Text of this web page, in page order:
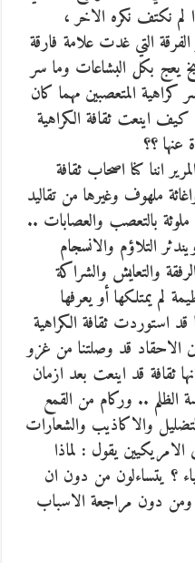
نكتف نكره الاخر ،
التي غدت علامة فارقة
يعج بكل البشاعات وما سر
المتعصبين مهما كان
اينعت ثقافة الكراهية
عنها ؟؟
اننا كنا اصحاب ثقافة
ملهوف وغيرها من تقاليد
ملوثة بالتعصب والعصابات ..
التلاؤم والانسجام
والتعايش والشراكة
لم يمتلكها أو يعرفها
استوردت ثقافة الكراهية
الاحقاد قد وصلتنا من غزو
ثقافة قد اينعت بعد ازمان
الظلم .. وركام من القمع
والاكاذيب والشعارات
يقول : لماذا
؟ يتساءلون من دون ان
ومن دون مراجعة الاسباب